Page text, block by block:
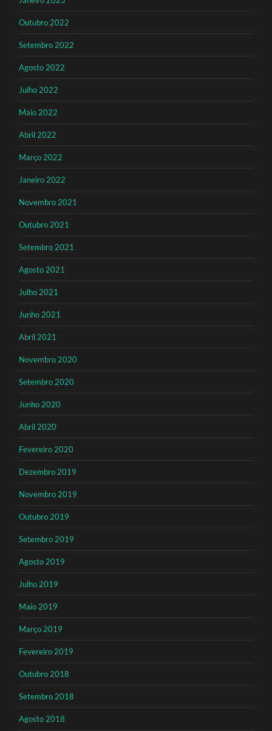
Outubro 2022
Setembro 2022
Agosto 2022
Julho 2022
Maio 2022
Abril 2022
Março 2022
Janeiro 2022
Novembro 2021
Outubro 2021
Setembro 2021
Agosto 2021
Julho 2021
Junho 2021
Abril 2021
Novembro 2020
Setembro 2020
Junho 2020
Abril 2020
Fevereiro 2020
Dezembro 2019
Novembro 2019
Outubro 2019
Setembro 2019
Agosto 2019
Julho 2019
Maio 2019
Março 2019
Fevereiro 2019
Outubro 2018
Setembro 2018
Agosto 2018